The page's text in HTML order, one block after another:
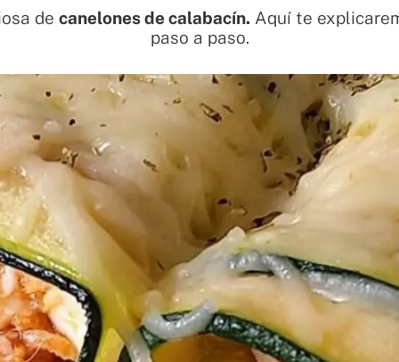
de canelones de calabacín. Aquí te
paso a paso.